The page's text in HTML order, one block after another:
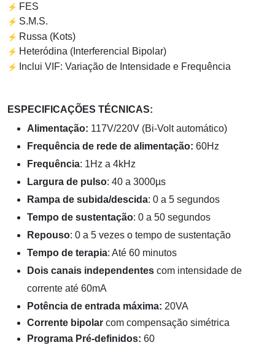
⚡ FES
⚡ S.M.S.
⚡ Russa (Kots)
⚡ Heteródina ( Interferencial Bipolar)
⚡ Inclui VIF: Variação de Intensidade e Frequência
ESPECIFICAÇÕES TÉCNICAS:
Alimentação: 117V/220V (Bi-Volt automático)
Frequência de rede de alimentação: 60Hz
Frequência: 1Hz a 4kHz
Largura de pulso: 40 a 3000µs
Rampa de subida/descida: 0 a 5 segundos
Tempo de sustentação: 0 a 50 segundos
Repouso: 0 a 5 vezes o tempo de sustentação
Tempo de terapia: Até 60 minutos
Dois canais independentes com intensidade de
corrente até 60mA
Potência de entrada máxima: 20VA
Corrente bipolar com compensação simétrica
Programa Pré-definidos: 60